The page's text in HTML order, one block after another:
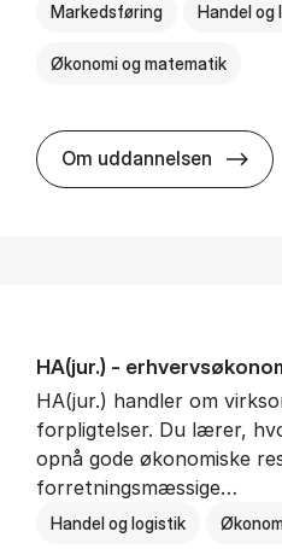
Markedsføring Handel og
Økonomi og matematik
Om uddannelsen HA
HA(jur.) -
HA(jur.) handler om
forpligtelser. Du lærer,
opnå gode økonomiske
forretningsmæssige…
Handel og logistik